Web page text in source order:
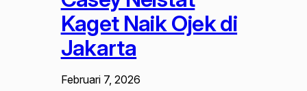
Kaget Naik Ojek di
Jakarta
Februari 7, 2026